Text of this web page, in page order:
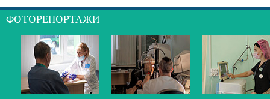
ФОТОРЕПОРТАЖИ